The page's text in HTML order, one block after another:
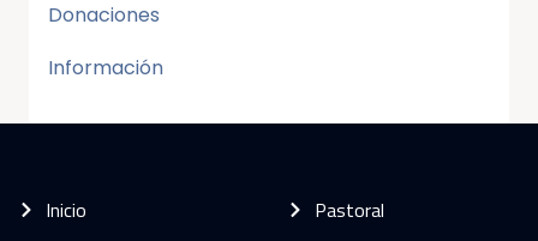
Donaciones
Información
Inicio
Pastoral